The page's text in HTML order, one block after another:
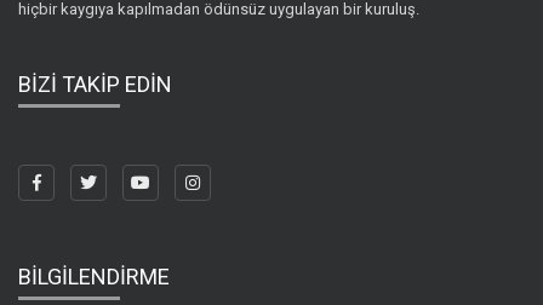
hiçbir kaygıya kapılmadan ödünsüz uygulayan bir kuruluş.
BİZİ TAKİP EDİN
BİLGİLENDİRME